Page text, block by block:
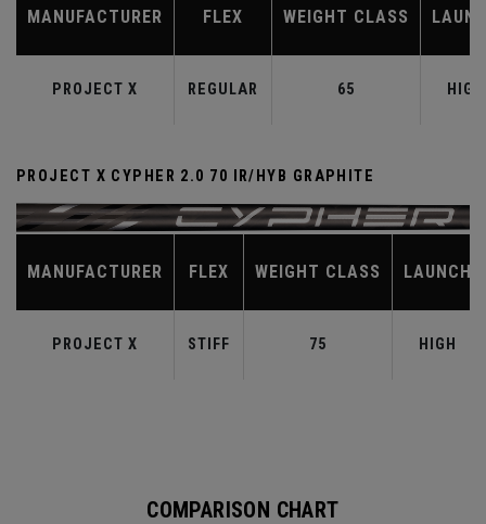
MANUFACTURER FLEX WEIGHT CLASS
PROJECT X REGULAR 65 HIGH
PROJECT X CYPHER 2.0 70 IR/HYB GRAPHITE
MANUFACTURER FLEX WEIGHT CLASS LAUNCH
PROJECT X STIFF 75 HIGH
COMPARISON CHART